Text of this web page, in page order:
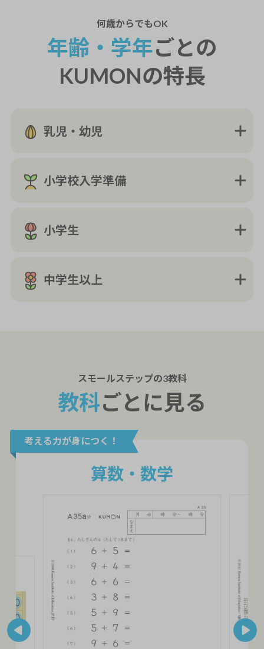
何歳からでもOK
年齢・学年ごとの
KUMONの特長
乳児・幼児
小学校入学準備
小学生
中学生以上
スモールステップの3教科
教科ごとに見る
考える力が身につく！
算数・数学